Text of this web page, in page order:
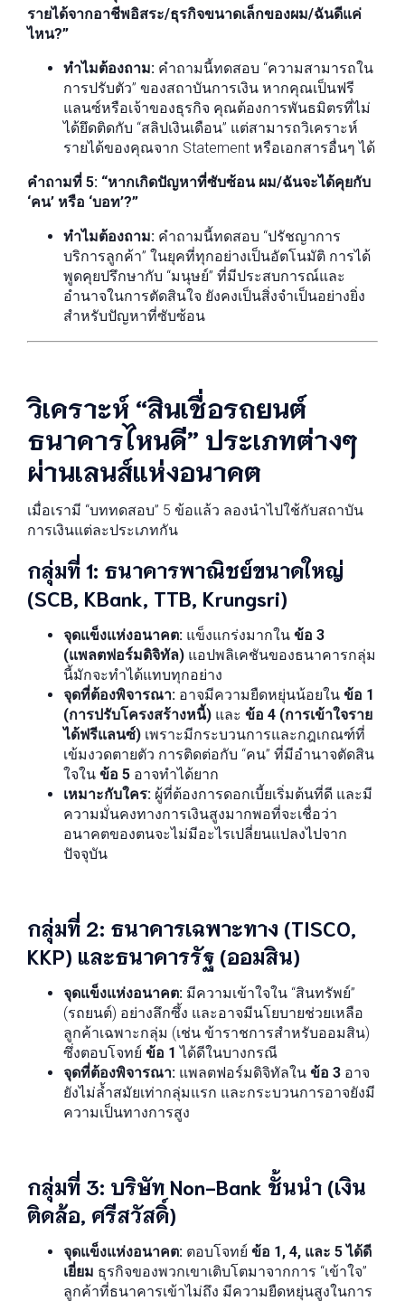
รายได้จากอาชีพอิสระ/ธุรกิจขนาดเล็กของผม/ฉันดีแค่
ไหน?”
ทำไมต้องถาม: คำถามนี้ทดสอบ “ความสามารถใน
การปรับตัว” ของสถาบันการเงิน หากคุณเป็นฟรี
แลนซ์หรือเจ้าของธุรกิจ คุณต้องการพันธมิตรที่ไม่
ได้ยึดติดกับ “สลิปเงินเดือน” แต่สามารถวิเคราะห์
รายได้ของคุณจาก Statement หรือเอกสารอื่นๆ ได้
คำถามที่ 5: “หากเกิดปัญหาที่ซับซ้อน ผม/ฉันจะได้คุยกับ
‘คน’ หรือ ‘บอท’?”
ทำไมต้องถาม: คำถามนี้ทดสอบ “ปรัชญาการ
บริการลูกค้า” ในยุคที่ทุกอย่างเป็นอัตโนมัติ การได้
พูดคุยปรึกษากับ “มนุษย์” ที่มีประสบการณ์และ
อำนาจในการตัดสินใจ ยังคงเป็นสิ่งจำเป็นอย่างยิ่ง
สำหรับปัญหาที่ซับซ้อน
วิเคราะห์ “สินเชื่อรถยนต์
ธนาคารไหนดี” ประเภทต่างๆ
ผ่านเลนส์แห่งอนาคต
เมื่อเรามี “บททดสอบ” 5 ข้อแล้ว ลองนำไปใช้กับสถาบัน
การเงินแต่ละประเภทกัน
กลุ่มที่ 1: ธนาคารพาณิชย์ขนาดใหญ่
(SCB, KBank, TTB, Krungsri)
จุดแข็งแห่งอนาคต: แข็งแกร่งมากใน ข้อ 3
(แพลตฟอร์มดิจิทัล) แอปพลิเคชันของธนาคารกลุ่ม
นี้มักจะทำได้แทบทุกอย่าง
จุดที่ต้องพิจารณา: อาจมีความยืดหยุ่นน้อยใน ข้อ 1
(การปรับโครงสร้างหนี้) และ ข้อ 4 (การเข้าใจราย
ได้ฟรีแลนซ์) เพราะมีกระบวนการและกฎเกณฑ์ที่
เข้มงวดตายตัว การติดต่อกับ “คน” ที่มีอำนาจตัดสิน
ใจใน ข้อ 5 อาจทำได้ยาก
เหมาะกับใคร: ผู้ที่ต้องการดอกเบี้ยเริ่มต้นที่ดี และมี
ความมั่นคงทางการเงินสูงมากพอที่จะเชื่อว่า
อนาคตของตนจะไม่มีอะไรเปลี่ยนแปลงไปจาก
ปัจจุบัน
กลุ่มที่ 2: ธนาคารเฉพาะทาง (TISCO,
KKP) และธนาคารรัฐ (ออมสิน)
จุดแข็งแห่งอนาคต: มีความเข้าใจใน “สินทรัพย์”
(รถยนต์) อย่างลึกซึ้ง และอาจมีนโยบายช่วยเหลือ
ลูกค้าเฉพาะกลุ่ม (เช่น ข้าราชการสำหรับออมสิน)
ซึ่งตอบโจทย์ ข้อ 1 ได้ดีในบางกรณี
จุดที่ต้องพิจารณา: แพลตฟอร์มดิจิทัลใน ข้อ 3 อาจ
ยังไม่ล้ำสมัยเท่ากลุ่มแรก และกระบวนการอาจยังมี
ความเป็นทางการสูง
กลุ่มที่ 3: บริษัท Non-Bank ชั้นนำ (เงิน
ติดล้อ, ศรีสวัสดิ์)
จุดแข็งแห่งอนาคต: ตอบโจทย์ ข้อ 1, 4, และ 5 ได้ดี
เยี่ยม ธุรกิจของพวกเขาเติบโตมาจากการ “เข้าใจ”
ลูกค้าที่ธนาคารเข้าไม่ถึง มีความยืดหยุ่นสูงในการ